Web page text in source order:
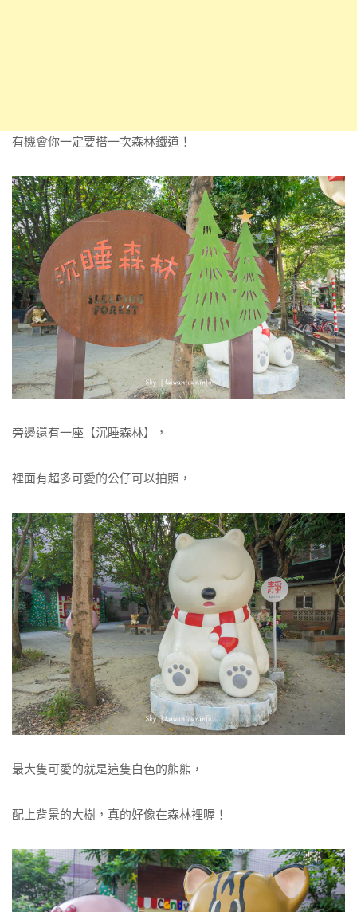
有機會你一定要搭一次森林鐵道！
旁邊還有一座【沉睡森林】，
裡面有超多可愛的公仔可以拍照，
最大隻可愛的就是這隻白色的熊熊，
配上背景的大樹，真的好像在森林裡喔！